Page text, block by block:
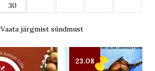
30
Vaata järgmist sündmust
23.08